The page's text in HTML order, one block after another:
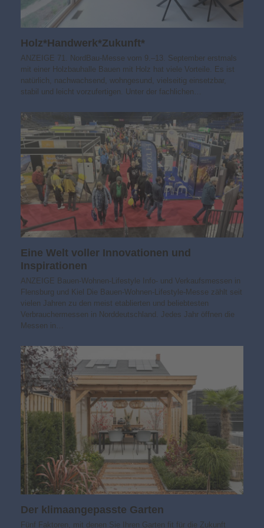
Holz*Handwerk*Zukunft*
ANZEIGE 71. NordBau-Messe vom 9.–13. September erstmals
mit einer Holzbauhalle Bauen mit Holz hat viele Vorteile. Es ist
natürlich, nachwachsend, wohngesund, vielseitig einsetzbar,
stabil und leicht vorzufertigen. Unter der fachlichen…
Eine Welt voller Innovationen und
Inspirationen
ANZEIGE Bauen-Wohnen-Lifestyle Info- und Verkaufsmessen in
Flensburg und Kiel Die Bauen-Wohnen-Lifestyle-Messe zählt seit
vielen Jahren zu den meist etablierten und beliebtesten
Verbrauchermessen in Norddeutschland. Jedes Jahr öffnen die
Messen in…
Der klimaangepasste Garten
Fünf Faktoren, mit denen Sie Ihren Garten fit für die Zukunft